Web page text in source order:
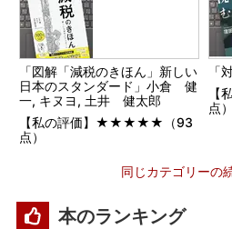
「図解「減税のきほん」新しい
日本のスタンダード」小倉 健
一, キヌヨ, 土井 健太郎
【私の評価】★★★★★（93
点）
「
点）
同じカテゴリーの
本のランキング